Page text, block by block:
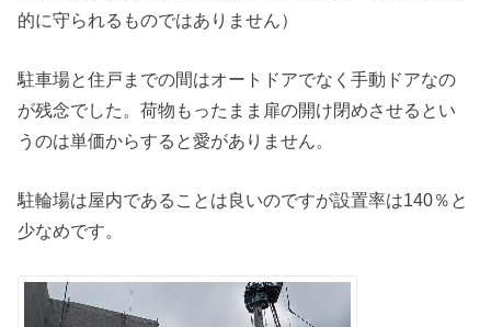
的に守られるものではありません）
駐車場と住戸までの間はオートドアでなく手動ドアなの
が残念でした。荷物もったまま扉の開け閉めさせるとい
うのは単価からすると愛がありません。
駐輪場は屋内であることは良いのですが設置率は140％と
少なめです。